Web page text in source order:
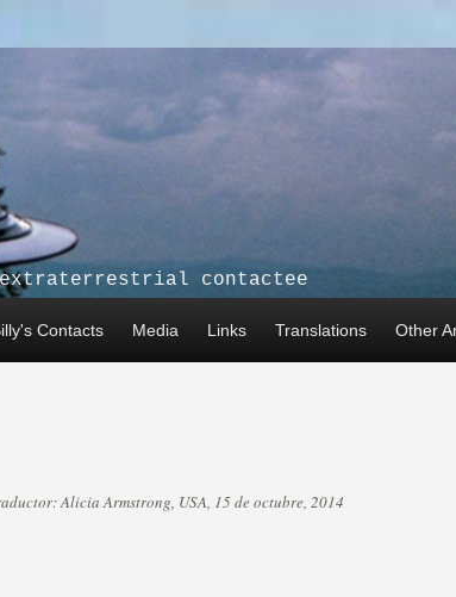
contactee
Contacts Media Links Translations Other
Alicia Armstrong, USA, 15 de octubre, 2014